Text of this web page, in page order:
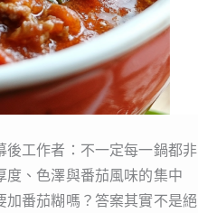
後工作者：不一定每一鍋都非
度、色澤與番茄風味的集中
番茄糊嗎？答案其實不是絕